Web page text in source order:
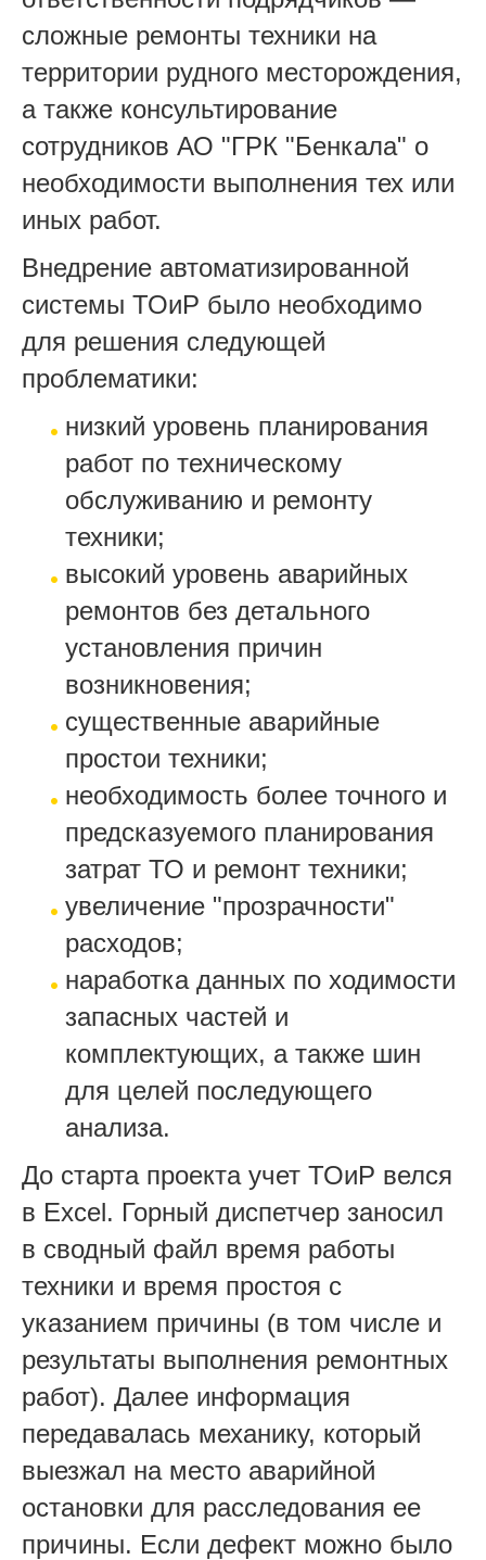
сложные ремонты техники на
территории рудного месторождения,
а также консультирование
сотрудников АО "ГРК "Бенкала" о
необходимости выполнения тех или
иных работ.
Внедрение автоматизированной
системы ТОиР было необходимо
для решения следующей
проблематики:
низкий уровень планирования
работ по техническому
обслуживанию и ремонту
техники;
высокий уровень аварийных
ремонтов без детального
установления причин
возникновения;
существенные аварийные
простои техники;
необходимость более точного и
предсказуемого планирования
затрат ТО и ремонт техники;
увеличение "прозрачности"
расходов;
наработка данных по ходимости
запасных частей и
комплектующих, а также шин
для целей последующего
анализа.
До старта проекта учет ТОиР велся
в Excel. Горный диспетчер заносил
в сводный файл время работы
техники и время простоя с
указанием причины (в том числе и
результаты выполнения ремонтных
работ). Далее информация
передавалась механику, который
выезжал на место аварийной
остановки для расследования ее
причины. Если дефект можно было